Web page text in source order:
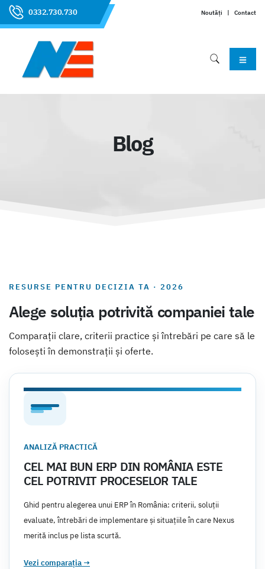
0332.730.730 Noutăți | Contact
Blog
RESURSE PENTRU DECIZIA TA · 2026
Alege soluția potrivită companiei tale
Comparații clare, criterii practice și întrebări pe care să le
folosești în demonstrații și oferte.
ANALIZĂ PRACTICĂ
CEL MAI BUN ERP DIN ROMÂNIA ESTE
CEL POTRIVIT PROCESELOR TALE
Ghid pentru alegerea unui ERP în România: criterii, soluții
evaluate, întrebări de implementare și situațiile în care Nexus
merită inclus pe lista scurtă.
Vezi comparația →